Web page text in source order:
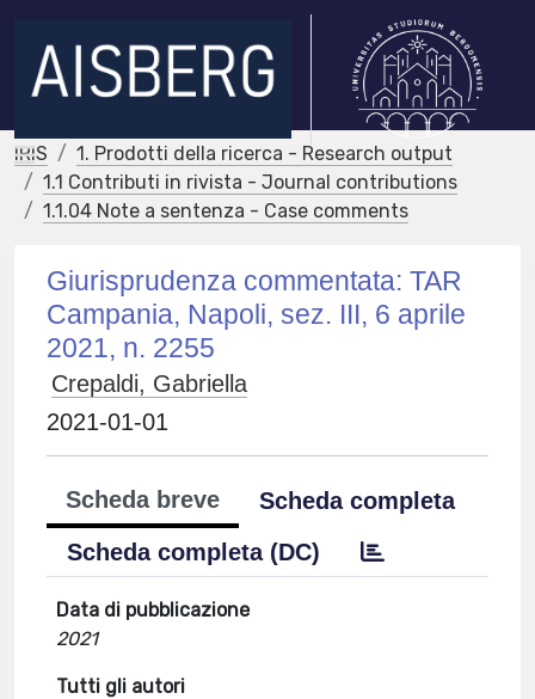
IRIS
1. Prodotti della ricerca - Research output
1.1 Contributi in rivista - Journal contributions
1.1.04 Note a sentenza - Case comments
Giurisprudenza commentata: TAR
Campania, Napoli, sez. III, 6 aprile
2021, n. 2255
Crepaldi, Gabriella
2021-01-01
Scheda breve
Scheda completa
Scheda completa (DC)
Data di pubblicazione
2021
Tutti gli autori